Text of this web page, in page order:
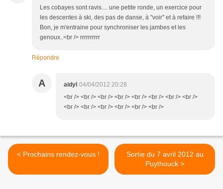
Les cobayes sont ravis.... une petite ronde, un exercice pour
les descentes à ski, des pas de danse, à "voir" et à refaire !!!
Bon, je m'entraine pour synchroniser les jambes et les
genoux..<br /> rrrrrrrrrr
Répondre
A aidyl 04/04/2012 20:28
<br /> <br /> <br /> <br /> <br /> <br /> <br /> <br />
<br /> <br /> <br /> <br /> <br /> <br />
< Prochains rendez-vous !
Sortie du 7 avril 2012 au
Puythouck >